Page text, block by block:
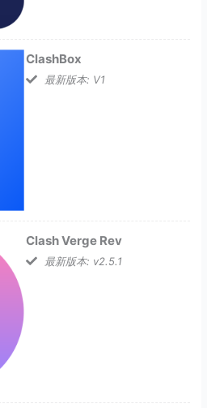
ClashBox
最新版本: V1
Clash Verge Rev
最新版本: v2.5.1